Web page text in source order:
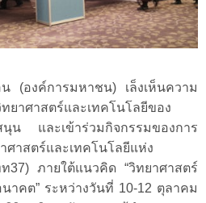
น (องค์การมหาชน) เล็งเห็นความ
าศาสตร์และเทคโนโลยีของ
นุน และเข้าร่วมกิจกรรมของการ
ศาสตร์และเทคโนโลยีแห่ง
37) ภายใต้แนวคิด “วิทยาศาสตร์
าคต” ระหว่างวันที่ 10-12 ตุลาคม